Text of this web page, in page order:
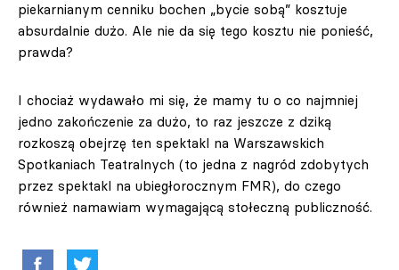
piekarnianym cenniku bochen „bycie sobą” kosztuje
absurdalnie dużo. Ale nie da się tego kosztu nie ponieść,
prawda?
I chociaż wydawało mi się, że mamy tu o co najmniej
jedno zakończenie za dużo, to raz jeszcze z dziką
rozkoszą obejrzę ten spektakl na Warszawskich
Spotkaniach Teatralnych (to jedna z nagród zdobytych
przez spektakl na ubiegłorocznym FMR), do czego
również namawiam wymagającą stołeczną publiczność.